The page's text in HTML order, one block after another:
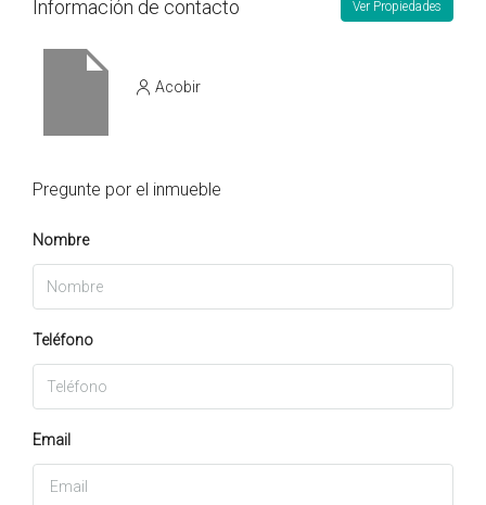
Información de contacto Ver Propiedades
Acobir
Pregunte por el inmueble
Nombre
Teléfono
Email